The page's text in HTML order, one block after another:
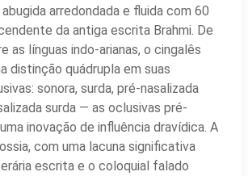
arredondada e fluida com 60
da antiga escrita Brahmi. De
as línguas indo-arianas, o cingalês
distinção quádrupla em suas
sonora, surda, pré-nasalizada
surda — as oclusivas pré-
inovação de influência dravídica. A
com uma lacuna significativa
escrita e o coloquial falado